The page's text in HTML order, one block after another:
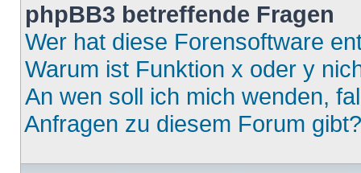
phpBB3 betreffende Fragen
Wer hat diese Forensoftware
Warum ist Funktion x oder y
An wen soll ich mich wenden,
Anfragen zu diesem Forum gibt?